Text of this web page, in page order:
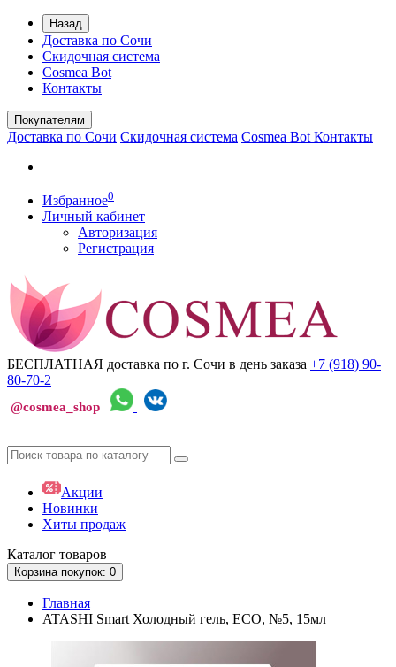
Назад
Доставка по Сочи
Скидочная система
Cosmea Bot
Контакты
Покупателям
Доставка по Сочи Скидочная система Cosmea Bot Контакты
Избранное0
Личный кабинет
Авторизация
Регистрация
БЕСПЛАТНАЯ доставка по г. Сочи в день заказа +7 (918) 90-
80-70-2
@cosmea_shop
Акции
Новинки
Хиты продаж
Каталог товаров
Корзинапокупок: 0
Главная
ATASHI Smart Холодный гель, ECO, №5, 15мл